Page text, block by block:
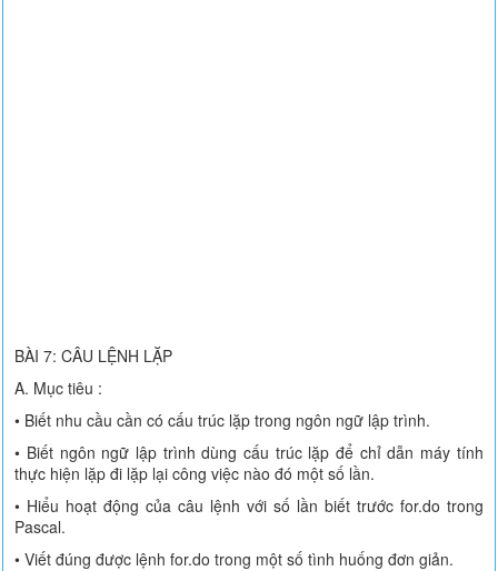
BÀI 7: CÂU LỆNH LẶP
A. Mục tiêu :
• Biết nhu cầu cần có cấu trúc lặp trong ngôn ngữ lập trình.
• Biết ngôn ngữ lập trình dùng cấu trúc lặp để chỉ dẫn máy tính
thực hiện lặp đi lặp lại công việc nào đó một số lần.
• Hiểu hoạt động của câu lệnh với số lần biết trước for.do trong
Pascal.
• Viết đúng được lệnh for.do trong một số tình huống đơn giản.